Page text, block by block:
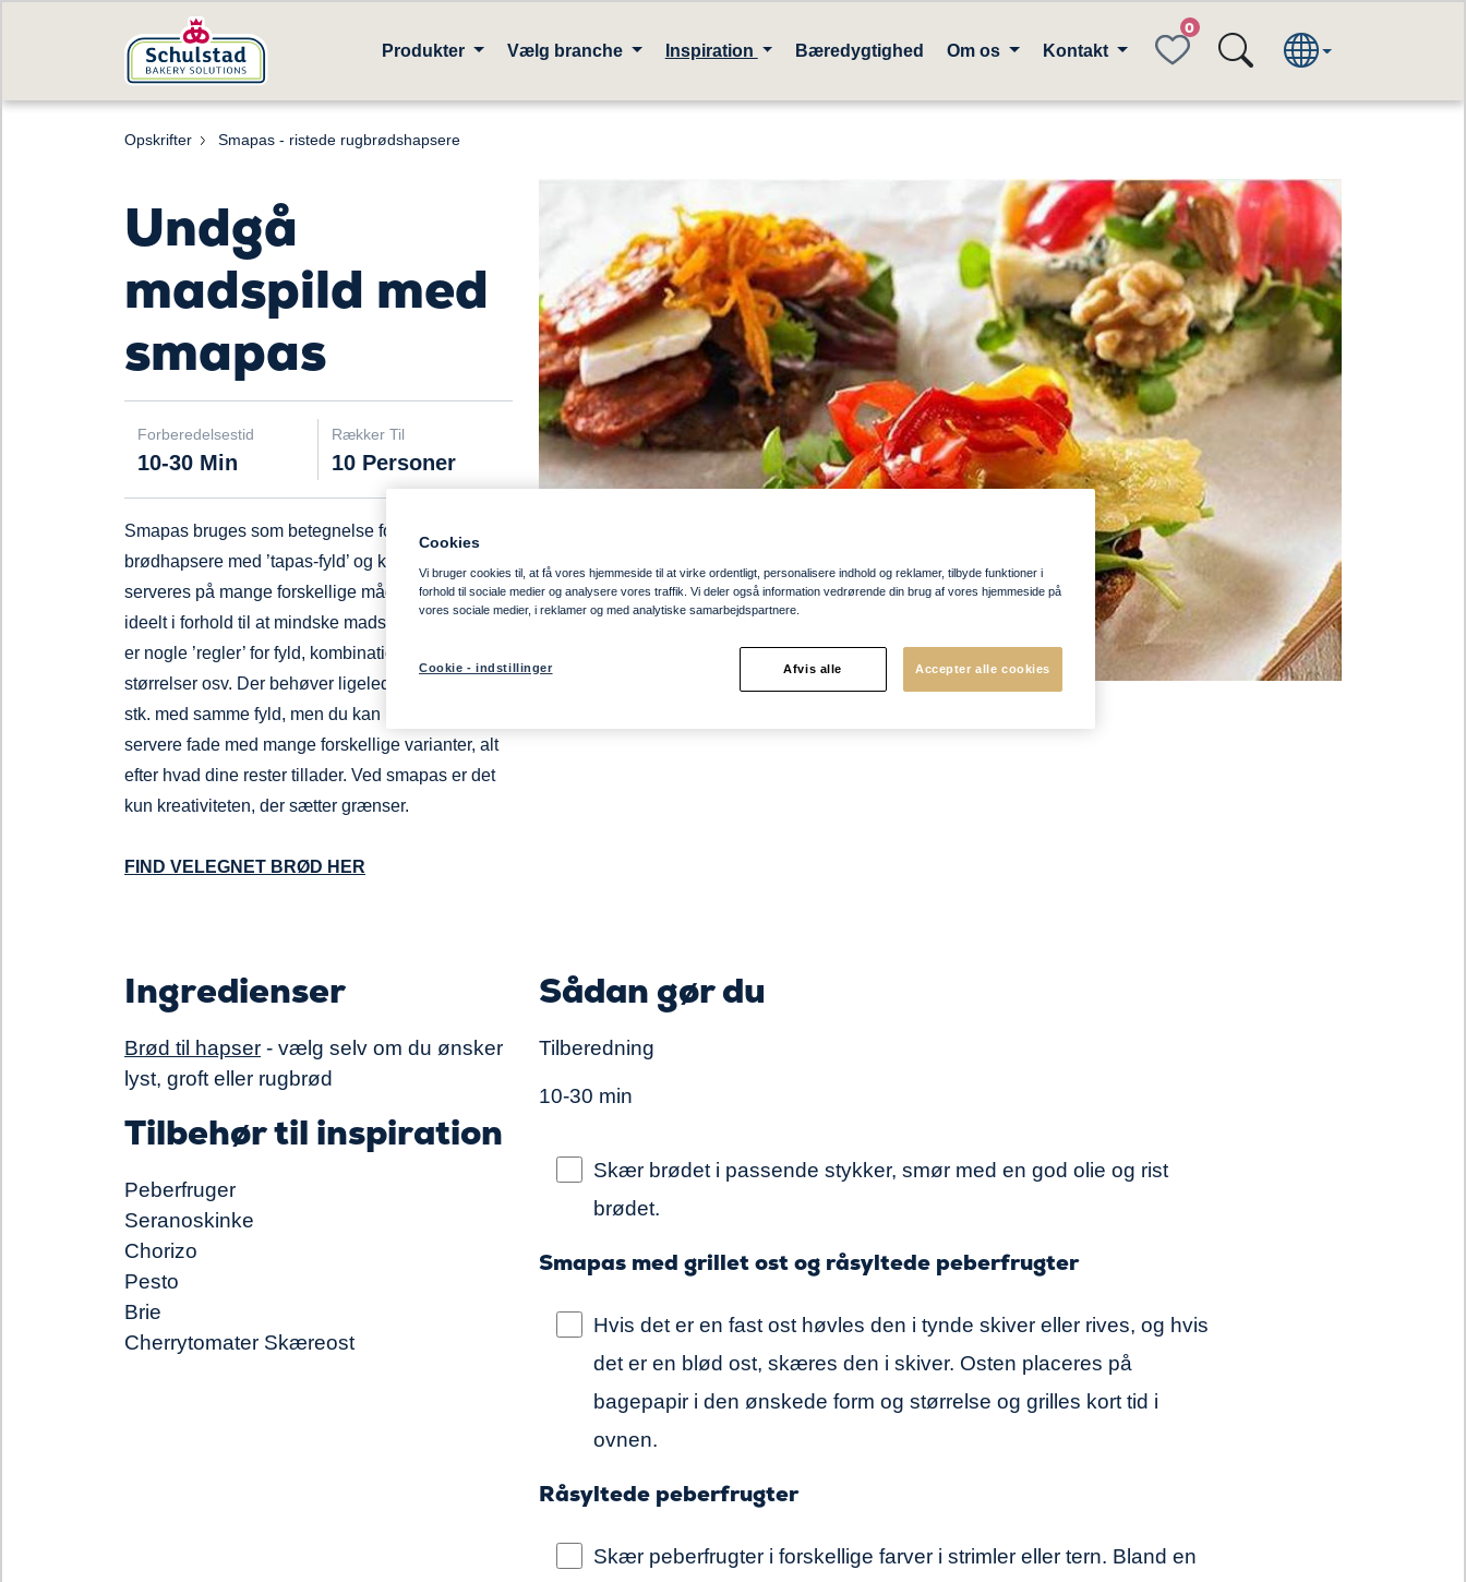
Produkter Vælg branche Inspiration Bæredygtighed Om os Kontakt FAVORITES
Opskrifter Smapas - ristede rugbrødshapsere
Undgå
madspild med
smapas
Forberedelsestid
10-30 Min
Rækker Til
10 Personer
Smapas bruges som betegnelse for små ristede
brødhapsere med ’tapas-fyld’ og kan anrettes og
serveres på mange forskellige måder. Smapas er
ideelt i forhold til at mindske madspild, da der ikke
er nogle ’regler’ for fyld, kombinationer, anretning,
størrelser osv. Der behøver ligeledes ikke være 30
stk. med samme fyld, men du kan i stedet for
servere fade med mange forskellige varianter, alt
efter hvad dine rester tillader. Ved smapas er det
kun kreativiteten, der sætter grænser.
FIND VELEGNET BRØD HER
Ingredienser
Brød til hapser - vælg selv om du ønsker
lyst, groft eller rugbrød
Tilbehør til inspiration
Peberfruger
Seranoskinke
Chorizo
Pesto
Brie
Cherrytomater Skæreost
Sådan gør du
Tilberedning
10-30 min
Skær brødet i passende stykker, smør med en god olie og rist
brødet.
Smapas med grillet ost og råsyltede peberfrugter
Hvis det er en fast ost høvles den i tynde skiver eller rives, og hvis
det er en blød ost, skæres den i skiver. Osten placeres på
bagepapir i den ønskede form og størrelse og grilles kort tid i
ovnen.
Råsyltede peberfrugter
Skær peberfrugter i forskellige farver i strimler eller tern. Bland en
Cookies
Vi bruger cookies til, at få vores hjemmeside til at virke ordentligt, personalisere indhold og reklamer, tilbyde funktioner i
forhold til sociale medier og analysere vores traffik. Vi deler også information vedrørende din brug af vores hjemmeside på
vores sociale medier, i reklamer og med analytiske samarbejdspartnere.
Cookie - indstillinger Afvis alle Accepter alle cookies